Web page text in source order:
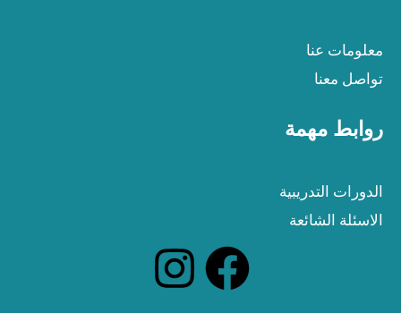
معلومات عنا
تواصل معنا
روابط مهمة
الدورات التدريبية
الاسئلة الشائعة